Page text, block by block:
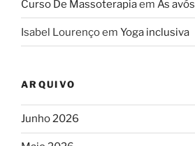
Curso De Massoterapiaem As avós
Isabel Lourençoem Yoga inclusiva
ARQUIVO
Junho 2026